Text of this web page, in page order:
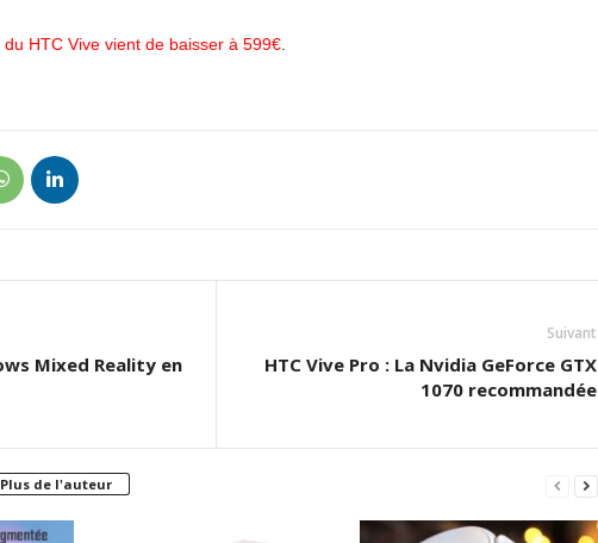
du HTC Vive vient de baisser à 599€.
Mixed Reality en
Suivant
HTC Vive Pro : La Nvidia GeForce GTX
1070 recommandée
Plus de l'auteur